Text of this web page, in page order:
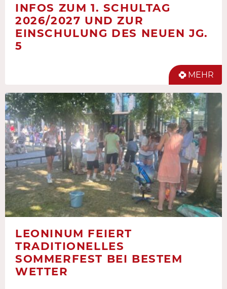
INFOS ZUM 1. SCHULTAG
2026/2027 UND ZUR
EINSCHULUNG DES NEUEN JG.
5
MEHR
LEONINUM FEIERT
TRADITIONELLES
SOMMERFEST BEI BESTEM
WETTER